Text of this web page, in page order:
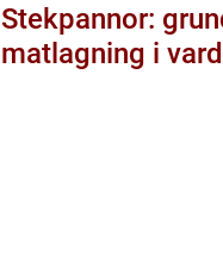
Stekpannor:
matlagning i